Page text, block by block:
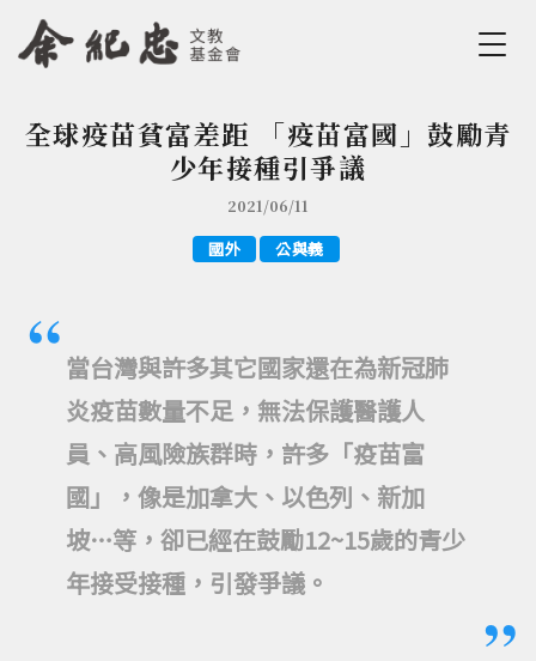
Jump to Navigation
Jump to Main content
您在這裡
全球疫苗貧富差距 「疫苗富國」鼓勵青
少年接種引爭議
2021/06/11
國外 公與義
當台灣與許多其它國家還在為新冠肺
炎疫苗數量不足，無法保護醫護人
員、高風險族群時，許多「疫苗富
國」，像是加拿大、以色列、新加
坡…等，卻已經在鼓勵12~15歲的青少
年接受接種，引發爭議。